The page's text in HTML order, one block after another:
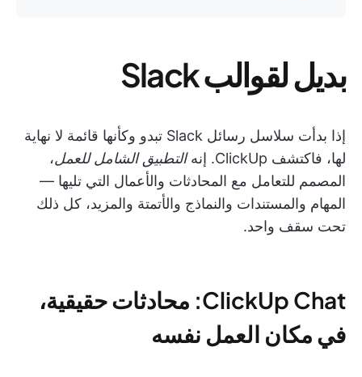
بديل لقوالب Slack
إذا بدأت سلاسل رسائل Slack تبدو وكأنها قائمة لا نهاية
لها، فاكتشف ClickUp. إنه
التطبيق الشامل للعمل،
المصمم للتعامل مع المحادثات والأعمال التي تليها —
المهام والمستندات والنماذج والأتمتة والمزيد، كل ذلك
تحت سقف واحد.
ClickUp Chat: محادثات حقيقية،
في مكان العمل نفسه